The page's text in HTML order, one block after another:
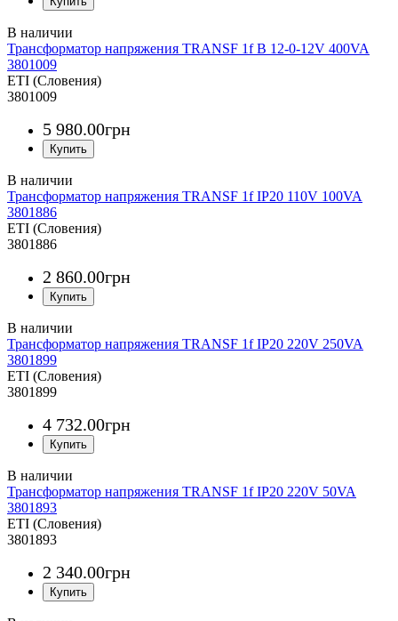
Трансформатор напряжения TRANSF 1f B 12-0-12V 400VA
3801009
ETI (Словения)
3801009
5 980.00грн
Трансформатор напряжения TRANSF 1f IP20 110V 100VA
3801886
ETI (Словения)
3801886
2 860.00грн
Трансформатор напряжения TRANSF 1f IP20 220V 250VA
3801899
ETI (Словения)
3801899
4 732.00грн
Трансформатор напряжения TRANSF 1f IP20 220V 50VA
3801893
ETI (Словения)
3801893
2 340.00грн